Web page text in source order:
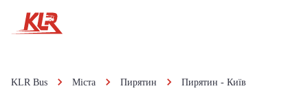
KLR Bus Міста Пирятин Пирятин - Київ